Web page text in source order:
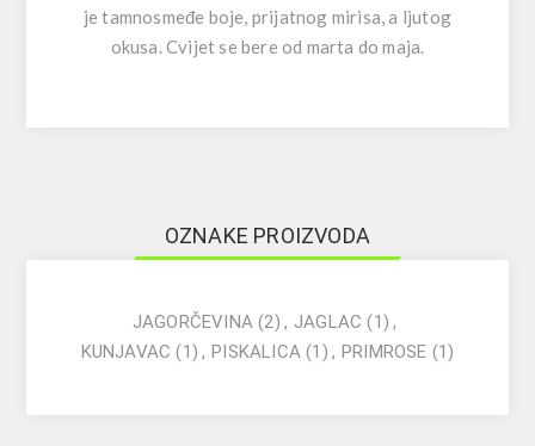
je tamnosmeđe boje, prijatnog mirisa, a ljutog
okusa. Cvijet se bere od marta do maja.
OZNAKE PROIZVODA
JAGORČEVINA (2) , JAGLAC (1) ,
KUNJAVAC (1) , PISKALICA (1) , PRIMROSE (1)